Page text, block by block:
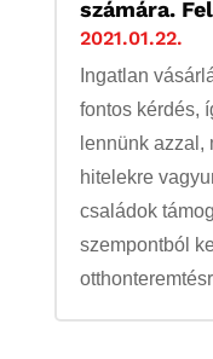
számára.
2021.01.22.
Ingatlan
fontos kérdés,
lennünk azzal,
hitelekre
családok
szempontból